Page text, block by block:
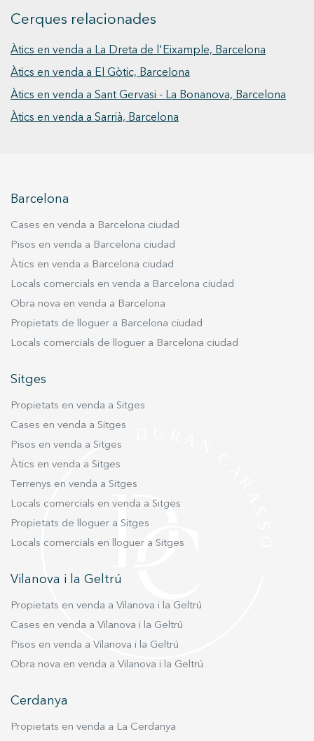
instal·lacions esportives, xarxes de transport i a
habitatges d’O7 han estat dissenyats pel
prestigiós estudi Adoras Atelier Arquitectura i
gran lluminositat, una distribució òptima i una
alta qualitat en materials i acabats. Destaca la
dels extraordinaris àtics de 2 o 3 dormitoris amb
solàrium panoràmic. En les zones comunitàries,
una zona infantil. A més, a la planta baixa,
trobaran un gimnàs professional totalment
equipat, un espai de coworking i una sala
polivalent. Aquestes comoditats permeten
gaudir de l’entorn natural de Montjuïc a l’aire
residencial. L’esperem de dilluns a divendres,
de 10:00 a 14:00 hores i de 16:00 a 19:00 hores,
i dissabtes de 10:00 a 14:00 hores, a la nostra
oficina de vendes al carrer Muntaner 259, on
orientativa. Kronos Investment Management
Spain, S.L. es reserva el dret a realitzar les
modificacions necessàries per exigències
tècniques, comercials, jurídiques o
de la direcció d’obra. Els preus dels immobles
impostos.
Cerques relacionades
Àtics en venda a La Dreta de l'Eixample, Barcelona
Àtics en venda a El Gòtic, Barcelona
Àtics en venda a Sant Gervasi - La Bonanova, Barcelona
Àtics en venda a Sarrià, Barcelona
Barcelona
Cases en venda a Barcelona ciudad
Pisos en venda a Barcelona ciudad
Àtics en venda a Barcelona ciudad
Locals comercials en venda a Barcelona ciudad
Obra nova en venda a Barcelona
Propietats de lloguer a Barcelona ciudad
Locals comercials de lloguer a Barcelona ciudad
Sitges
Propietats en venda a Sitges
Cases en venda a Sitges
Pisos en venda a Sitges
Àtics en venda a Sitges
Terrenys en venda a Sitges
Locals comercials en venda a Sitges
Propietats de lloguer a Sitges
Locals comercials en lloguer a Sitges
Vilanova i la Geltrú
Propietats en venda a Vilanova i la Geltrú
Cases en venda a Vilanova i la Geltrú
Pisos en venda a Vilanova i la Geltrú
Obra nova en venda a Vilanova i la Geltrú
Cerdanya
Propietats en venda a La Cerdanya